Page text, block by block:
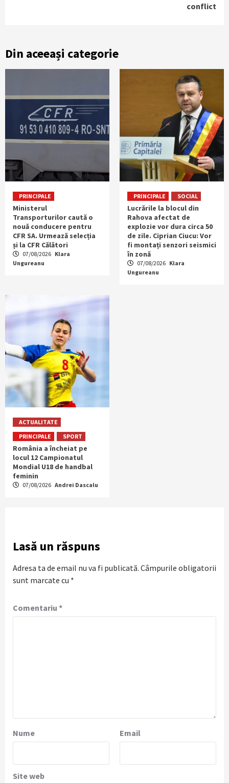
conflict
Din aceeași categorie
PRINCIPALE
Ministerul
Transporturilor caută o
nouă conducere pentru
CFR SA. Urmează selecția
și la CFR Călători
07/08/2026 Klara
Ungureanu
PRINCIPALE SOCIAL
Lucrările la blocul din
Rahova afectat de
explozie vor dura circa 50
de zile. Ciprian Ciucu: Vor
fi montați senzori seismici
în zonă
07/08/2026 Klara
Ungureanu
ACTUALITATE
PRINCIPALE
SPORT
România a încheiat pe
locul 12 Campionatul
Mondial U18 de handbal
feminin
07/08/2026 Andrei Dascalu
Lasă un răspuns
Adresa ta de email nu va fi publicată. Câmpurile obligatorii
sunt marcate cu *
Comentariu *
Nume Email
Site web